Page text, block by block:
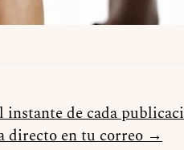
instante de cada
directo en tu correo →